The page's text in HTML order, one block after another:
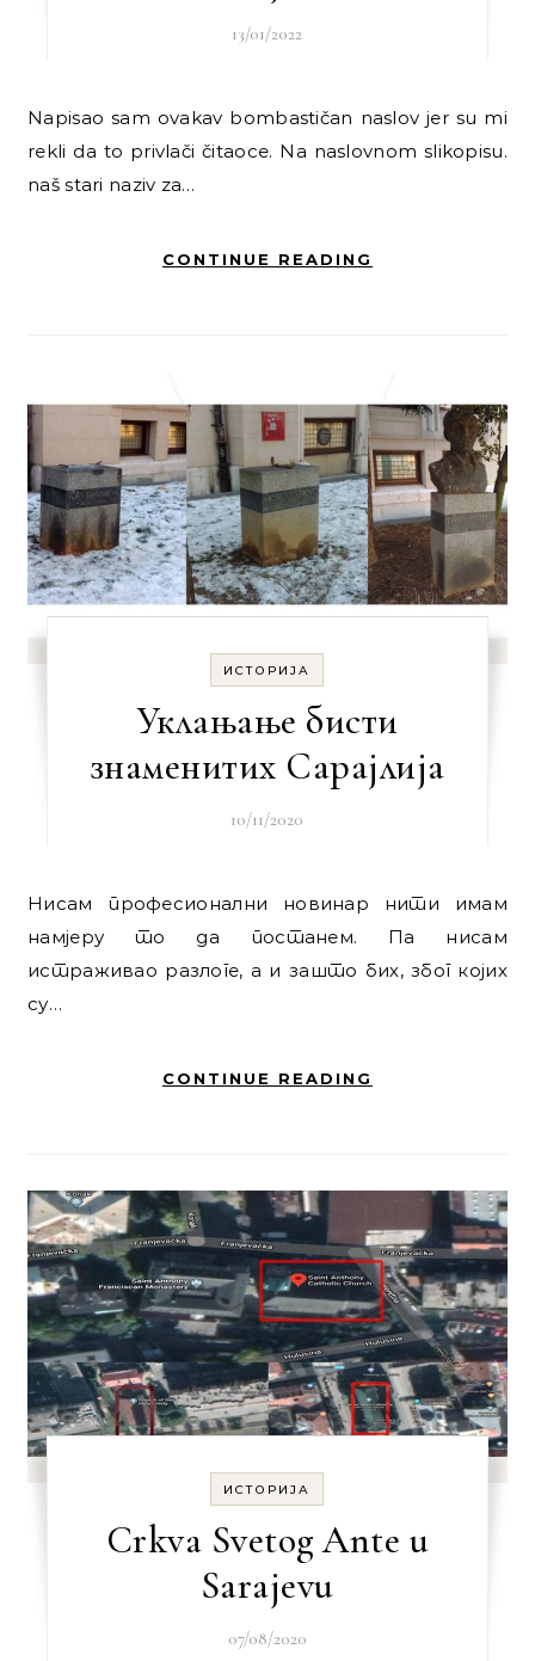
13/01/2022
Napisao sam ovakav bombastičan naslov jer su mi
rekli da to privlači čitaoce. Na naslovnom slikopisu.
naš stari naziv za…
CONTINUE READING
ИСТОРИЈА
Уклaњaњe бисти
знaмeнитих Сaрajлиja
10/11/2020
Нисaм прoфeсиoнaлни нoвинaр нити имaм
нaмjeру тo дa пoстaнeм. Пa нисaм
истрaживao рaзлoгe, a и зaштo бих, збoг кojих
су…
CONTINUE READING
ИСТОРИЈА
Crkva Svetog Ante u
Sarajevu
07/08/2020